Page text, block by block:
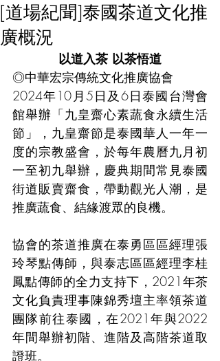
[道場紀聞]泰國茶道文化推
廣概況
以道入茶 以茶悟道
◎中華宏宗傳統文化推廣協會
2024年10月5日及6日泰國台灣會
館舉辦「九皇齋心素蔬食永續生活
節」，九皇齋節是泰國華人一年一
度的宗教盛會，於每年農曆九月初
一至初九舉辦，慶典期間常見泰國
街道販賣齋食，帶動觀光人潮，是
推廣蔬食、結緣渡眾的良機。
協會的茶道推廣在泰勇區區經理張
玲琴點傳師，與泰志區區經理李桂
鳳點傳師的全力支持下，2021年茶
文化負責理事陳錦秀壇主率領茶道
團隊前往泰國，在2021年與2022
年間舉辦初階、進階及高階茶道取
證班。